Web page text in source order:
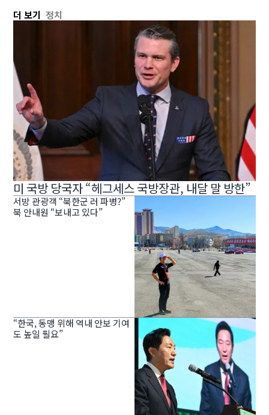
더 보기 정치
미 국방 당국자 “헤그세스 국방장관, 내달 말 방한”
서방 관광객 “북한군 러 파병?”
북 안내원 “보내고 있다”
“한국, 동맹 위해 역내 안보 기여
도 높일 필요”